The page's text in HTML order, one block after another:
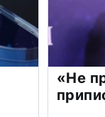
«Не